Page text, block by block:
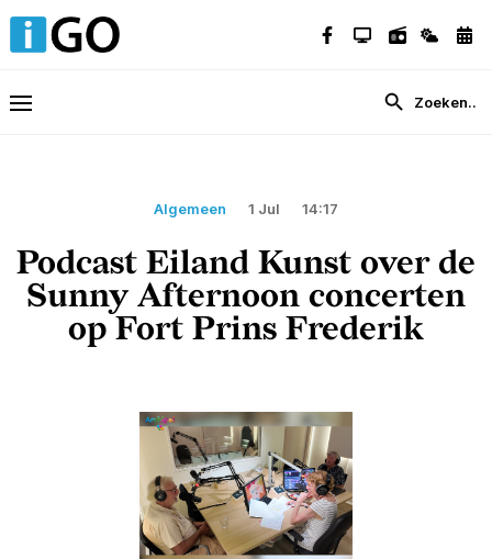
Algemeen 1 Jul 14:17
Podcast Eiland Kunst over de
Sunny Afternoon concerten
op Fort Prins Frederik